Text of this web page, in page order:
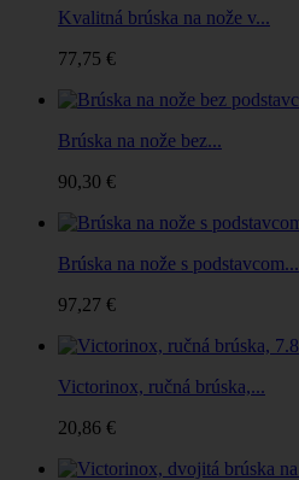
Kvalitná brúska na nože v...
77,75 €
Brúska na nože bez...
90,30 €
Brúska na nože s podstavcom...
97,27 €
Victorinox, ručná brúska,...
20,86 €